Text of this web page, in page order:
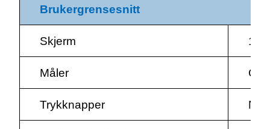
Brukergrensesnitt
Skjerm
Måler CE
Trykknapper